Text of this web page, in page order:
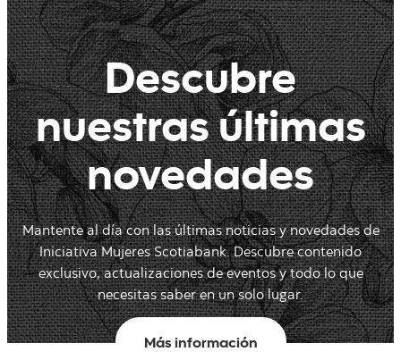
Descubre
nuestras últimas
novedades
Mantente al día con las últimas noticias y novedades de
Iniciativa Mujeres Scotiabank. Descubre contenido
exclusivo, actualizaciones de eventos y todo lo que
necesitas saber en un solo lugar.
Más información